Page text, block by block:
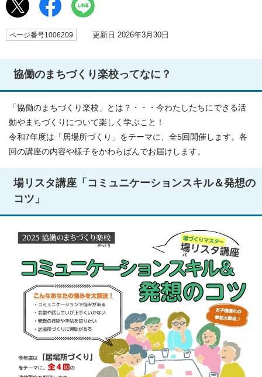
ページ番号1006209 更新日 2026年3月30日
協働のまちづくり楽校ってなに？
「協働のまちづくり楽校」とは？・・・今わたしたちにできる活
動やまちづくりについて楽しく学ぶこと！
令和7年度は「居場所づくり」をテーマに、全5回開催します。各
回の講座の内容や様子をかわらばんでお届けします。
場リスタ講座「コミュニケーションスキル＆発想の
コツ」